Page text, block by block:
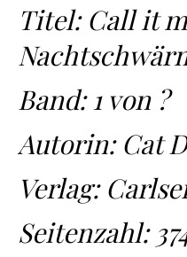
Titel: Call it
Band: 1 von ?
Autorin: Cat
Verlag:
Seitenzahl: